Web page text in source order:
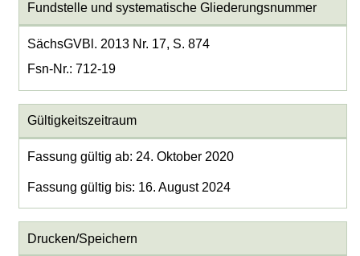
Fundstelle und systematische Gliederungsnummer
SächsGVBl. 2013 Nr. 17, S. 874
Fsn-Nr.: 712-19
Gültigkeitszeitraum
Fassung gültig ab: 24. Oktober 2020
Fassung gültig bis: 16. August 2024
Drucken/Speichern